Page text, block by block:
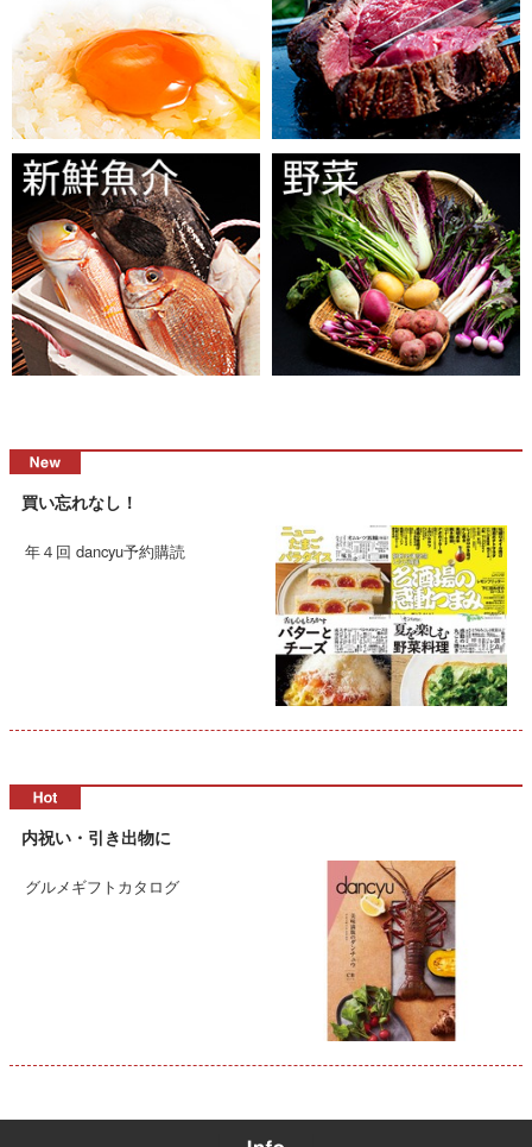
買い忘れなし！
年４回 dancyu予約購読
内祝い・引き出物に
グルメギフトカタログ